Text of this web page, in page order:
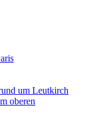
um Leutkirch
oberen